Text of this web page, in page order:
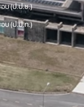
บ (ป.ป.ช.)
บ (ป.ป.ท.)